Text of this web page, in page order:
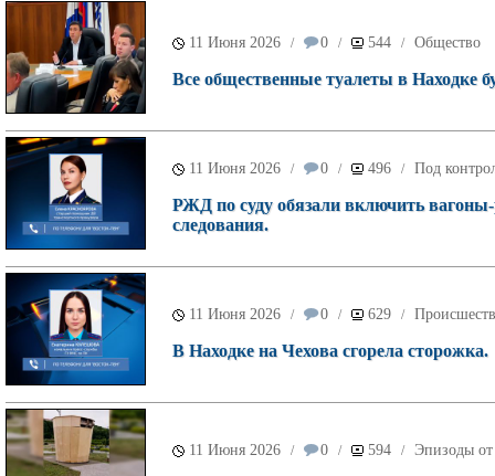
11 Июня 2026 / 0 / 544 / Общество
Все общественные туалеты в Находке
11 Июня 2026 / 0 / 496 / Под
РЖД по суду обязали включить вагоны-
следования.
11 Июня 2026 / 0 / 629 /
В Находке на Чехова сгорела сторожка.
11 Июня 2026 / 0 / 594 / Эпизоды от